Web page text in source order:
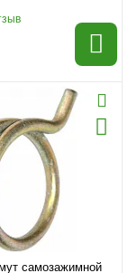
самозажимной